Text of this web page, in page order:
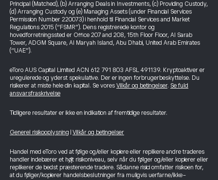
Principal (Matched), (b) Arranging Deals in Investments, (c) Providing Custody,
(d) Arranging Custody og (e) Managing Assets (under Financial Services
Permission Number 220073) i henhold til Financial Services and Market
Regulations 2015 (“FSMR”). Dens registrerede kontor og
hovedforretningssted er Office 207 and 208, 15th Floor Floor, Al Sarab
Tower, ADGM Square, Al Maryah Island, Abu Dhabi, United Arab Emirates
(“UAE”).
eToro AUS Capital Limited ACN 612 791 803 AFSL 491139. Kryptoaktiver er
uregulerede og yderst spekulative. Der er ingen forbrugerbeskyttelse. Du
risikerer at miste hele din kapital. Se vores Vilkår og betingelser. Se fuld
ansvarsfraskrivelse
Tidligere resultater er ikke en indikation af fremtidige resultater.
Generel risikooplysning Vilkår og betingelser
Handel med eToro ved at følge og/eller kopiere eller replikere andre traderes
handler indebærer et højt risikoniveau, selv når du følger og/eller kopierer eller
replikerer de bedst præsterende tradere. Sådanne risici omfatter risikoen for,
at du følger/kopierer handelsbeslutninger fra muligvis uerfarne/ikke-